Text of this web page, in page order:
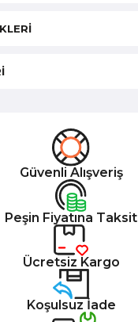
Güvenli Alışveriş
Peşin Fiyatına Taksit
Ücretsiz Kargo
Koşulsuz İade